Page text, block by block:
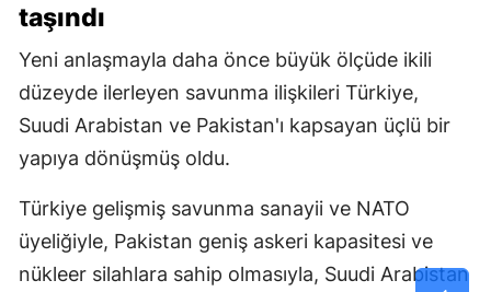
taşındı
Yeni anlaşmayla daha önce büyük ölçüde ikili
düzeyde ilerleyen savunma ilişkileri Türkiye,
Suudi Arabistan ve Pakistan'ı kapsayan üçlü bir
yapıya dönüşmüş oldu.
Türkiye gelişmiş savunma sanayii ve NATO
üyeliğiyle, Pakistan geniş askeri kapasitesi ve
nükleer silahlara sahip olmasıyla, Suudi Arabistan